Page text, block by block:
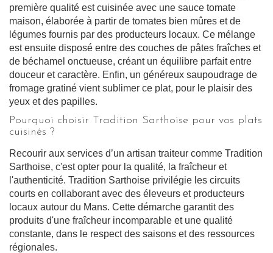
première qualité est cuisinée avec une sauce tomate
maison, élaborée à partir de tomates bien mûres et de
légumes fournis par des producteurs locaux. Ce mélange
est ensuite disposé entre des couches de pâtes fraîches et
de béchamel onctueuse, créant un équilibre parfait entre
douceur et caractère. Enfin, un généreux saupoudrage de
fromage gratiné vient sublimer ce plat, pour le plaisir des
yeux et des papilles.
Pourquoi choisir Tradition Sarthoise pour vos plats
cuisinés ?
Recourir aux services d’un artisan traiteur comme Tradition
Sarthoise, c'est opter pour la qualité, la fraîcheur et
l'authenticité. Tradition Sarthoise privilégie les circuits
courts en collaborant avec des éleveurs et producteurs
locaux autour du Mans. Cette démarche garantit des
produits d'une fraîcheur incomparable et une qualité
constante, dans le respect des saisons et des ressources
régionales.